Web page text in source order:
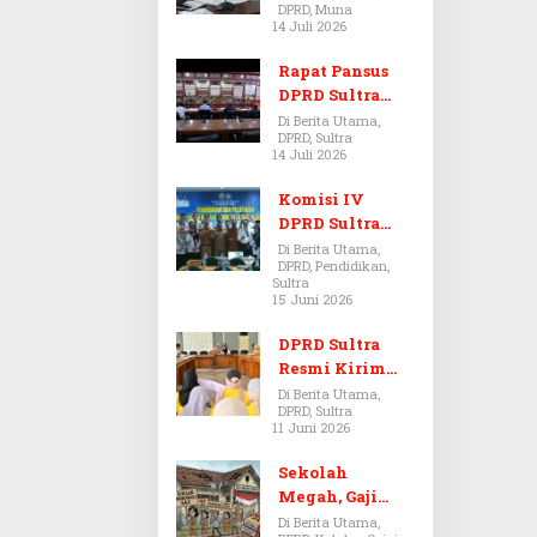
Dugaan Jual
Beli Tanah
Bermasalah di
Muna
DPRD, Muna
14 Juli 2026
Rapat Pansus
DPRD Sultra
Diskors Dua
Kali Akibat
Ketidakhadira
n Pj Sekda
Di Berita Utama,
DPRD, Sultra
14 Juli 2026
Komisi IV
DPRD Sultra
Kawal Hak
Guru,
Rencanakan
Pendidikan
Di Berita Utama,
DPRD, Pendidikan,
Sultra
15 Juni 2026
DPRD Sultra
Resmi Kirim
Aspirasi Tolak
Peraturan
BPOM No. 5
Tahun 2026 ke
Komisi IX DPR
Di Berita Utama,
DPRD, Sultra
11 Juni 2026
Sekolah
Megah, Gaji
Guru Berdarah-
Di Berita Utama,